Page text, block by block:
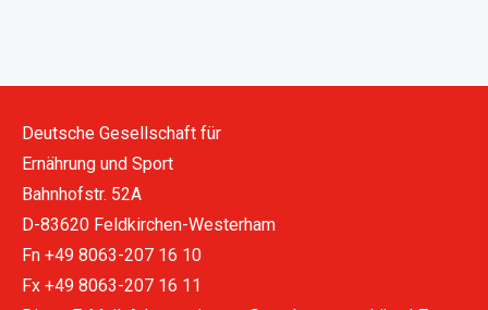
Deutsche Gesellschaft für
Ernährung und Sport
Bahnhofstr. 52A
D-83620 Feldkirchen-Westerham
Fn +49 8063-207 16 10
Fx +49 8063-207 16 11